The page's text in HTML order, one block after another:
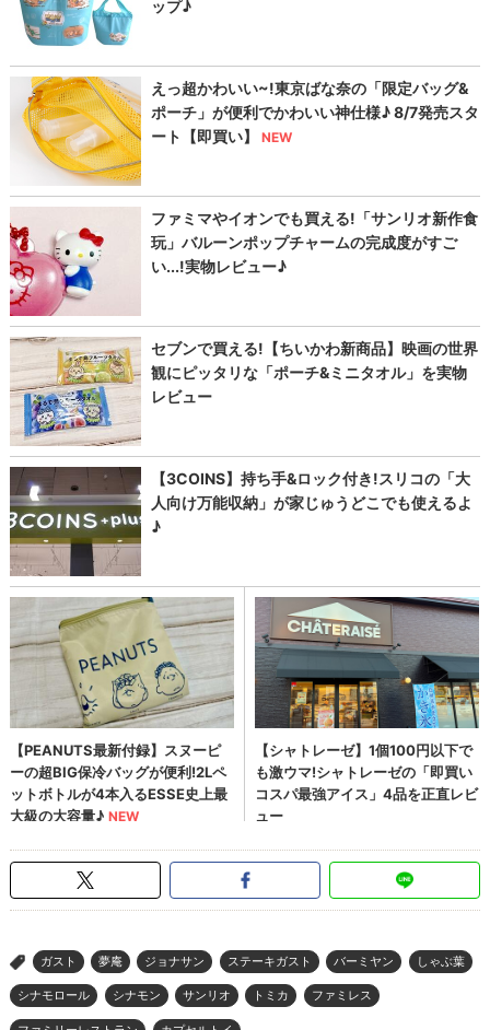
> ガスト 夢庵 ジョナサン ステーキガスト バーミヤン しゃぶ葉
シナモロール シナモン サンリオ トミカ ファミレス